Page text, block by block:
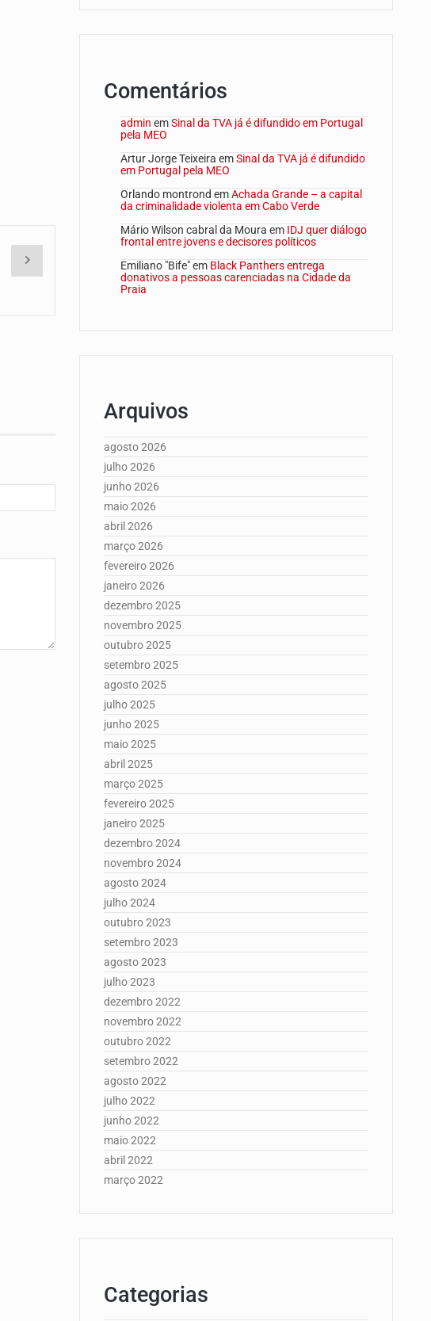
Comentários
admin emSinal da TVA já é difundido em Portugal
pela MEO
Artur Jorge Teixeira emSinal da TVA já é difundido
em Portugal pela MEO
Orlando montrond emAchada Grande – a capital
da criminalidade violenta em Cabo Verde
Mário Wilson cabral da Moura em IDJ quer diálogo
frontal entre jovens e decisores políticos
Emiliano "Bife"em Black Panthers entrega
donativos a pessoas carenciadas na Cidade da
Praia
Arquivos
agosto 2026
julho 2026
junho 2026
maio 2026
abril 2026
março 2026
fevereiro 2026
janeiro 2026
dezembro 2025
novembro 2025
outubro 2025
setembro 2025
agosto 2025
julho 2025
junho 2025
maio 2025
abril 2025
março 2025
fevereiro 2025
janeiro 2025
dezembro 2024
novembro 2024
agosto 2024
julho 2024
outubro 2023
setembro 2023
agosto 2023
julho 2023
dezembro 2022
novembro 2022
outubro 2022
setembro 2022
agosto 2022
julho 2022
junho 2022
maio 2022
abril 2022
março 2022
Categorias